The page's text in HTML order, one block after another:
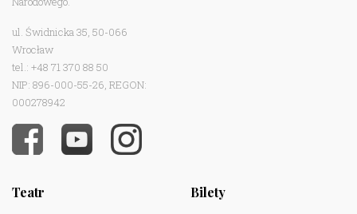
ul. Świdnicka 35, 50-066
Wrocław
tel.: +48 71 370 88 50
NIP: 896-000-55-26, REGON:
000278942
Teatr Bilety